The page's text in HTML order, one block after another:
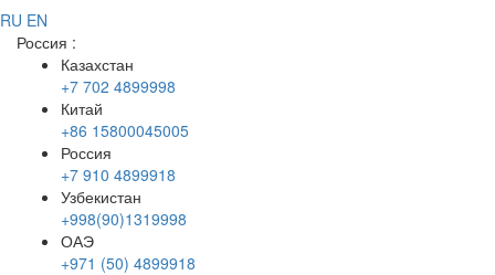
RU EN
Россия :
Казахстан
+7 702 4899998
Китай
+86 15800045005
Россия
+7 910 4899918
Узбекистан
+998(90)1319998
ОАЭ
+971 (50) 4899918